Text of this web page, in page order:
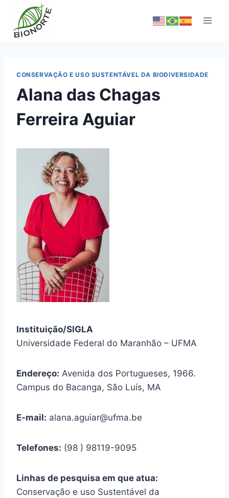
CONSERVAÇÃO E USO SUSTENTÁVEL DA BIODIVERSIDADE
Alana das Chagas
Ferreira Aguiar
Instituição/SIGLA
Universidade Federal do Maranhão – UFMA
Endereço: Avenida dos Portugueses, 1966.
Campus do Bacanga, São Luís, MA
E-mail: alana.aguiar@ufma.be
Telefones: (98 ) 98119-9095
Linhas de pesquisa em que atua:
Conservação e uso Sustentável da